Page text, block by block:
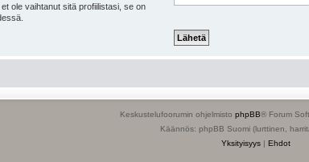
ole vaihtanut sitä profiilistasi, se on
Keskustelufoorumin ohjelmisto phpBB® Forum
Käännös: phpBB Suomi (lurttinen,
Yksityisyys | Ehdot